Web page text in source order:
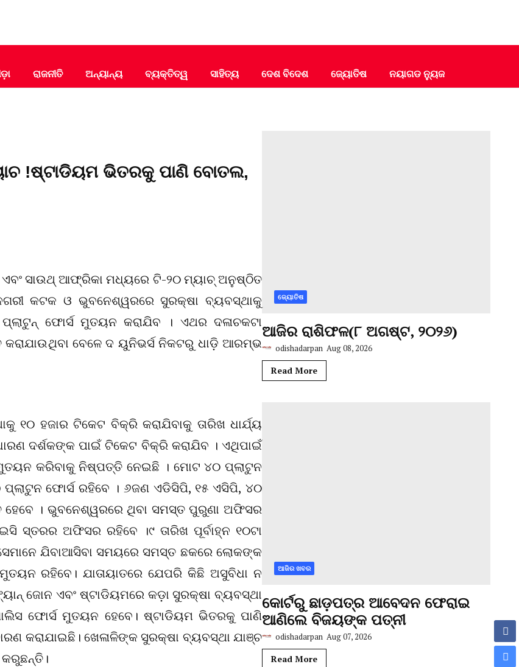
ରାଜନୀତି ଅନ୍ୟାନ୍ୟ ବ୍ୟକ୍ତିତ୍ୱ ସାହିତ୍ୟ ଦେଶ ବିଦେଶ ଜ୍ୟୋତିଷ ନୟାଗଡ ନ୍ୟୁଜ
!ଷ୍ଟାଡିୟମ ଭିତରକୁ ପାଣି ବୋତଲ,
ଏବଂ ସାଉଥ୍‌ ଆଫ୍ରିକା ମଧ୍ୟରେ ଟି-୨୦ ମ୍ୟାଚ୍‌ ଅନୁଷ୍ଠିତ
କଟକ ଓ ଭୁବନେଶ୍ୱରରେ ସୁରକ୍ଷା ବ୍ୟବସ୍ଥାକୁ
ଫୋର୍ସ ମୁତୟନ କରାଯିବ । ଏଥର ଦଳାଚକଟା
ବେଳେ ଦ ୟୁନିଭର୍ସ ନିକଟରୁ ଧାଡ଼ି ଆରମ୍ଭ
୧୦ ହଜାର ଟିକେଟ ବିକ୍ରି କରାଯିବାକୁ ତାରିଖ ଧାର୍ଯ୍ୟ
ଦର୍ଶକଙ୍କ ପାଇଁ ଟିକେଟ ବିକ୍ରି କରାଯିବ । ଏଥିପାଇଁ
କରିବାକୁ ନିଷ୍ପତ୍ତି ନେଇଛି । ମୋଟ ୪୦ ପ୍ଲାଟୁନ
ଫୋର୍ସ ରହିବେ । ୬ଜଣ ଏଡିସିପି, ୧୫ ଏସିପି, ୪୦
। ଭୁବନେଶ୍ୱରରେ ଥିବା ସମସ୍ତ ପୁରୁଣା ଅଫିସର
ଅଫିସର ରହିବେ ।୯ ତାରିଖ ପୂର୍ବାହ୍ନ ୧୦ଟା
ଯିବାଆସିବା ସମୟରେ ସମସ୍ତ ଛକରେ ଲୋକଙ୍କ
ରହିବେ। ଯାତାୟାତରେ ଯେପରି କିଛି ଅସୁବିଧା ନ
ଜୋନ ଏବଂ ଷ୍ଟାଡିୟମରେ କଡ଼ା ସୁରକ୍ଷା ବ୍ୟବସ୍ଥା
ଫୋର୍ସ ମୁତୟନ ହେବେ। ଷ୍ଟାଡିୟମ ଭିତରକୁ ପାଣି
କରାଯାଇଛି। ଖେଳାଳିଙ୍କ ସୁରକ୍ଷା ବ୍ୟବସ୍ଥା ଯାଞ୍ଚ
ଜ୍ୟୋତିଷ
ଆଜିର ରାଶିଫଳ(୮ ଅଗଷ୍ଟ, ୨୦୨୬)
odishadarpan Aug 08, 2026
Read More
ଆଜିର ଖବର
କୋର୍ଟରୁ ଛାଡ଼ପତ୍ର ଆବେଦନ ଫେରାଇ
ଆଣିଲେ ବିଜୟଙ୍କ ପତ୍ନୀ
odishadarpan Aug 07, 2026
Read More